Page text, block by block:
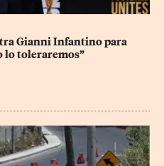
Gianni Infantino para
lo toleraremos”